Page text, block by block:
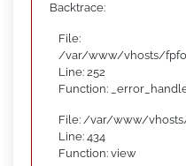
Backtrace:
File:
/var/www/vhosts/
Line: 252
Function:
File: /var/www/
Line: 434
Function: view